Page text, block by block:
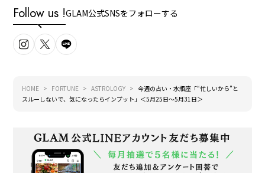
Follow us !GLAM公式SNSをフォローする
HOME FORTUNE ASTROLOGY
今週の占い・水瓶座「“忙しいから”と
スルーしないで、気になったらインプット」＜5月25日～5月31日＞